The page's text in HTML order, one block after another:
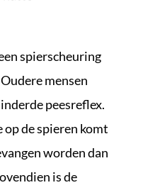
spierscheuring
mensen
peesreflex.
de spieren komt
worden dan
is de